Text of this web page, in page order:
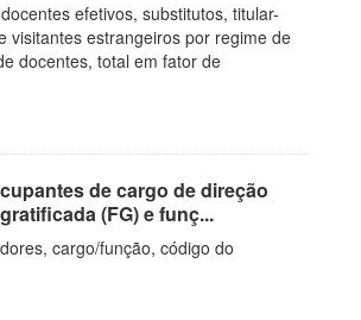
efetivos, substitutos, titular-
visitantes estrangeiros por regime de
docentes, total em fator de
de cargo de direção
(FG) e funç...
cargo/função, código do